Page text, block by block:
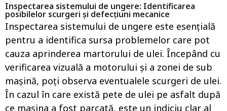
Inspectarea sistemului de ungere: Identificarea
posibilelor scurgeri și defecțiuni mecanice
Inspectarea sistemului de ungere este esențială
pentru a identifica sursa problemelor care pot
cauza aprinderea martorului de ulei. Începând cu
verificarea vizuală a motorului și a zonei de sub
mașină, poți observa eventualele scurgeri de ulei.
În cazul în care există pete de ulei pe asfalt după
ce mașina a fost parcată, este un indiciu clar al